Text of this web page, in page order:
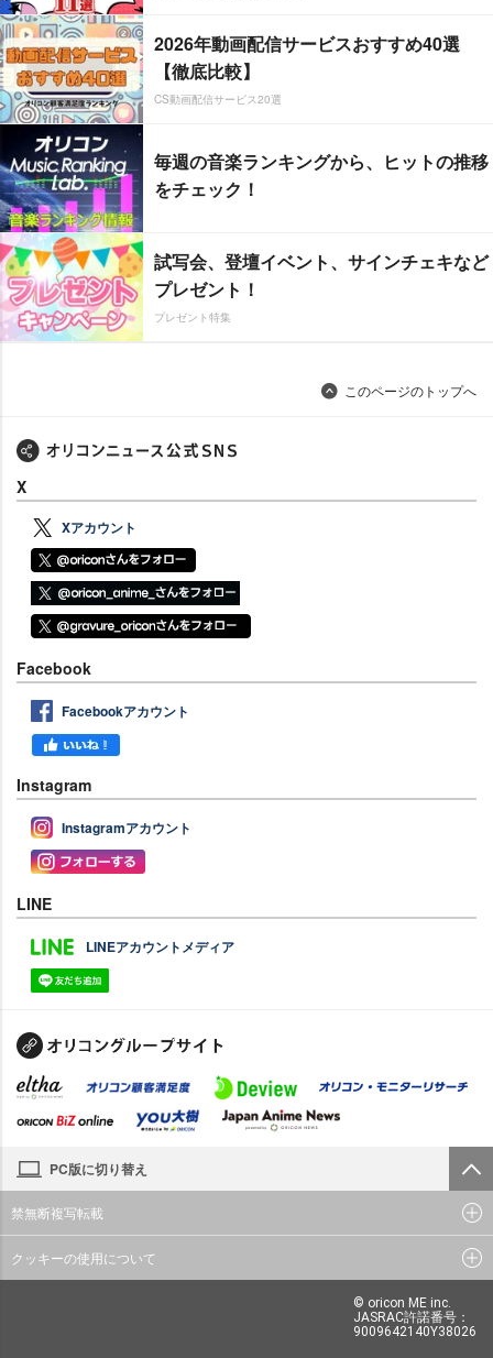
2026年動画配信サービスおすすめ40選
【徹底比較】
CS動画配信サービス20選
毎週の音楽ランキングから、ヒットの推移
をチェック！
試写会、登壇イベント、サインチェキなど
プレゼント！
プレゼント特集
このページのトップへ
X
Xアカウント
Facebook
Facebookアカウント
Instagram
Instagramアカウント
LINE
LINEアカウントメディア
PC版に切り替え
禁無断複写転載
クッキーの使用について
© oricon ME inc.
JASRAC許諾番号：
9009642140Y38026